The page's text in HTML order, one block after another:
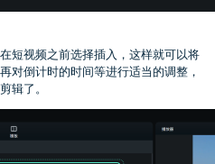
短视频之前选择插入，这样就可以将
对倒计时的时间等进行适当的调整，
辑了。